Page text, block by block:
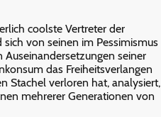
coolste Vertreter der
von seinen im Pessimismus
seiner
das Freiheitsverlangen
Stachel verloren hat, analysiert,
mehrerer Generationen von